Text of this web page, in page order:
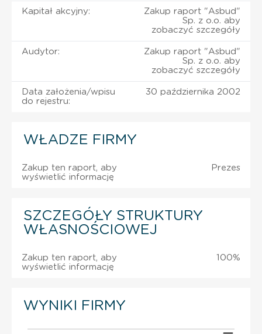
Kapitał akcyjny:
Zakup raport "Asbud"
Sp. z o.o. aby
zobaczyć szczegóły
Audytor:
Zakup raport "Asbud"
Sp. z o.o. aby
zobaczyć szczegóły
Data założenia/wpisu
do rejestru:
30 października 2002
WŁADZE FIRMY
Zakup ten raport, aby
wyświetlić informację
Prezes
SZCZEGÓŁY STRUKTURY
WŁASNOŚCIOWEJ
Zakup ten raport, aby
wyświetlić informację
100%
WYNIKI FIRMY